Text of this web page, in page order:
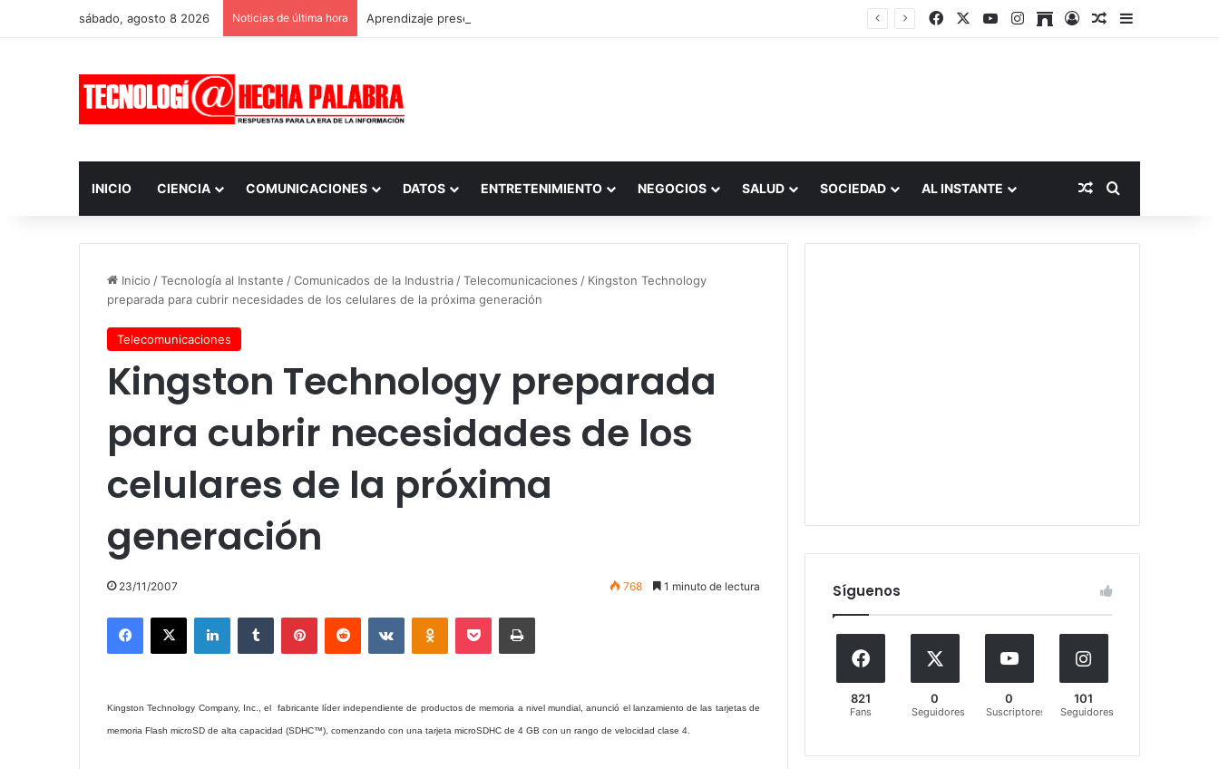
sábado, agosto 8 2026 Noticias de última hora Aprendizaje presencial vs. por internet FacebookYouTubeInstagram
ArchiveAccesoPublicación al
Barra lateral
INICIO CIENCIA COMUNICACIONES DATOS ENTRETENIMIENTO NEGOCIOS SALUD SOCIEDAD AL INSTANTE Publicación al
Buscar por
Inicio /Tecnología al Instante /Comunicados de la Industria /Telecomunicaciones / Kingston Technology
preparada para cubrir necesidades de los celulares de la próxima generación
Telecomunicaciones
Kingston Technology preparada
para cubrir necesidades de los
celulares de la próxima
generación
23/11/2007 768 1 minuto de lectura
Facebook
X LinkedInTumblr PinterestReddit VKontakteOdnoklassniki
Pocket Imprimir
Kingston Technology Company, Inc., el fabricante líder independiente de productos de memoria a nivel mundial, anunció el lanzamiento de las tarjetas de
memoria Flash microSD de alta capacidad (SDHC™), comenzando con una tarjeta microSDHC de 4 GB con un rango de velocidad clase 4.
Síguenos
821
Fans
0
Seguidores
0
Suscriptores
101
Seguidores